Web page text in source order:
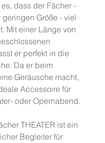
dass der Fächer -
geringen Größe - viel
Mit einer Länge von
er perfekt in die
Da er beim
Geräusche macht,
Accessoire für
oder Opernabend.
THEATER ist ein
Begleiter für